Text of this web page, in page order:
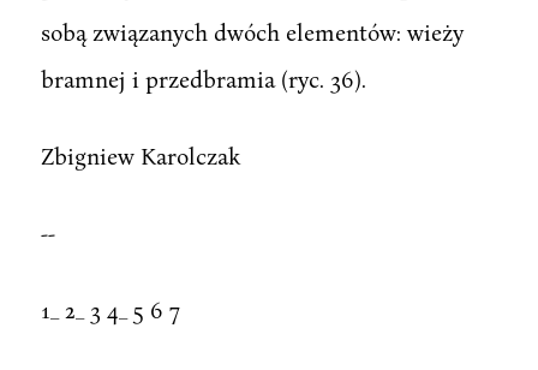
sobą związanych dwóch elementów: wieży
bramnej i przedbramia (ryc. 36).
Zbigniew Karolczak
--
1_ 2_ 3 4_ 5 6 7